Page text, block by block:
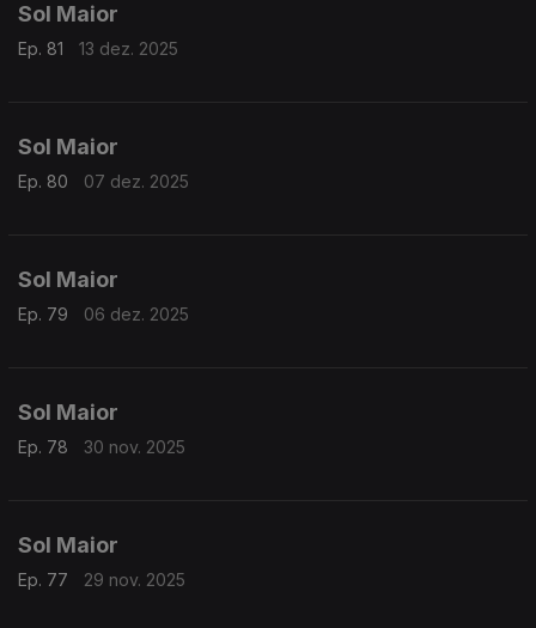
Sol Maior
Ep. 81 13 dez. 2025
Sol Maior
Ep. 80 07 dez. 2025
Sol Maior
Ep. 79 06 dez. 2025
Sol Maior
Ep. 78 30 nov. 2025
Sol Maior
Ep. 77 29 nov. 2025